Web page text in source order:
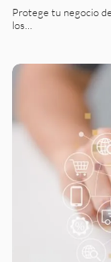
Protege tu negocio
los…